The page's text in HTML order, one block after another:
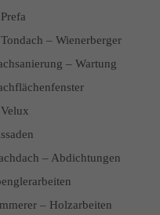
Prefa
Tondach – Wienerberger
– Wartung
Velux
– Abdichtungen
– Holzarbeiten